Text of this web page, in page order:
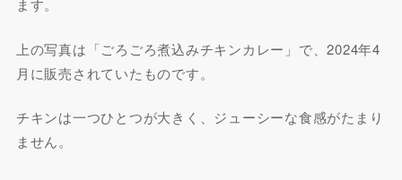
ます。
上の写真は「ごろごろ煮込みチキンカレー」で、2024年4
月に販売されていたものです。
チキンは一つひとつが大きく、ジューシーな食感がたまり
ません。